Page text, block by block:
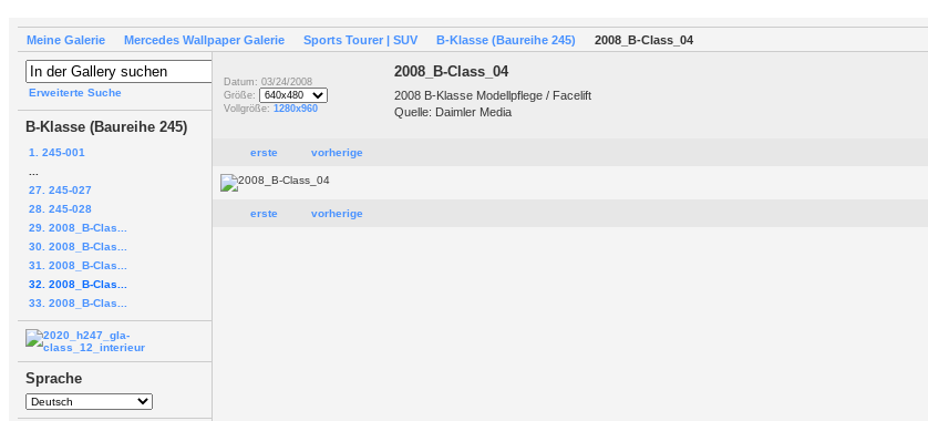
Meine Galerie Mercedes Wallpaper Galerie Sports Tourer | SUV B-Klasse (Baureihe 245) 2008_B-Class_04
Erweiterte Suche
B-Klasse (Baureihe 245)
1. 245-001
27. 245-027
28. 245-028
29. 2008_B-Clas...
30. 2008_B-Clas...
31. 2008_B-Clas...
32. 2008_B-Clas...
33. 2008_B-Clas...
Sprache
Datum: 03/24/2008
Größe:
Vollgröße: 1280x960
2008_B-Class_04
2008 B-Klasse Modellpflege / Facelift
Quelle: Daimler Media
erste vorherige
erste vorherige